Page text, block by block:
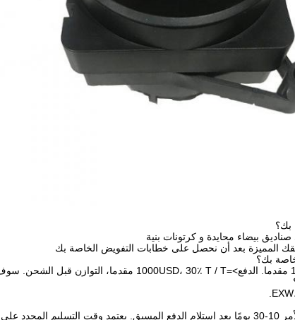
بك؟
بيضاء محايدة و كرتونات بنية
المميزة بعد أن نحصل على خطابات التفويض الخاصة بك
طلبك.